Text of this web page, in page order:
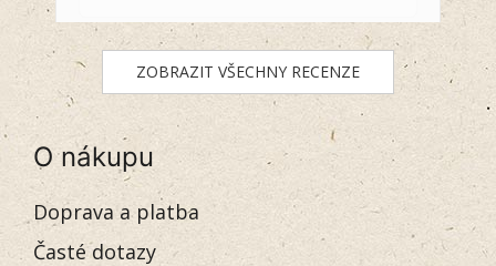
ZOBRAZIT VŠECHNY RECENZE
O nákupu
Doprava a platba
Časté dotazy